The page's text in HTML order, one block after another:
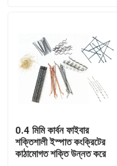
পণ্য
আমাদের সম্বন্ধে
কারখানা পরিদর্শন
0.4 মিমি কার্বন ফাইবার
শক্তিশালী ইস্পাত কংক্রিটের
কাঠামোগত শক্তি উন্নত করে